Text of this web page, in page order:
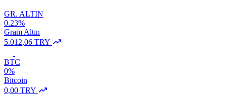
GR. ALTIN
0.23%
Gram Altın
5.012,06 TRY
BTC
0%
Bitcoin
0,00 TRY